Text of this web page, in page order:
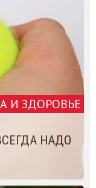
И ЗДОРОВЬЕ
НАДО